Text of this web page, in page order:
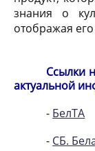
знания о
отображая
Ссылки
актуальной
- БелТА
- СБ.